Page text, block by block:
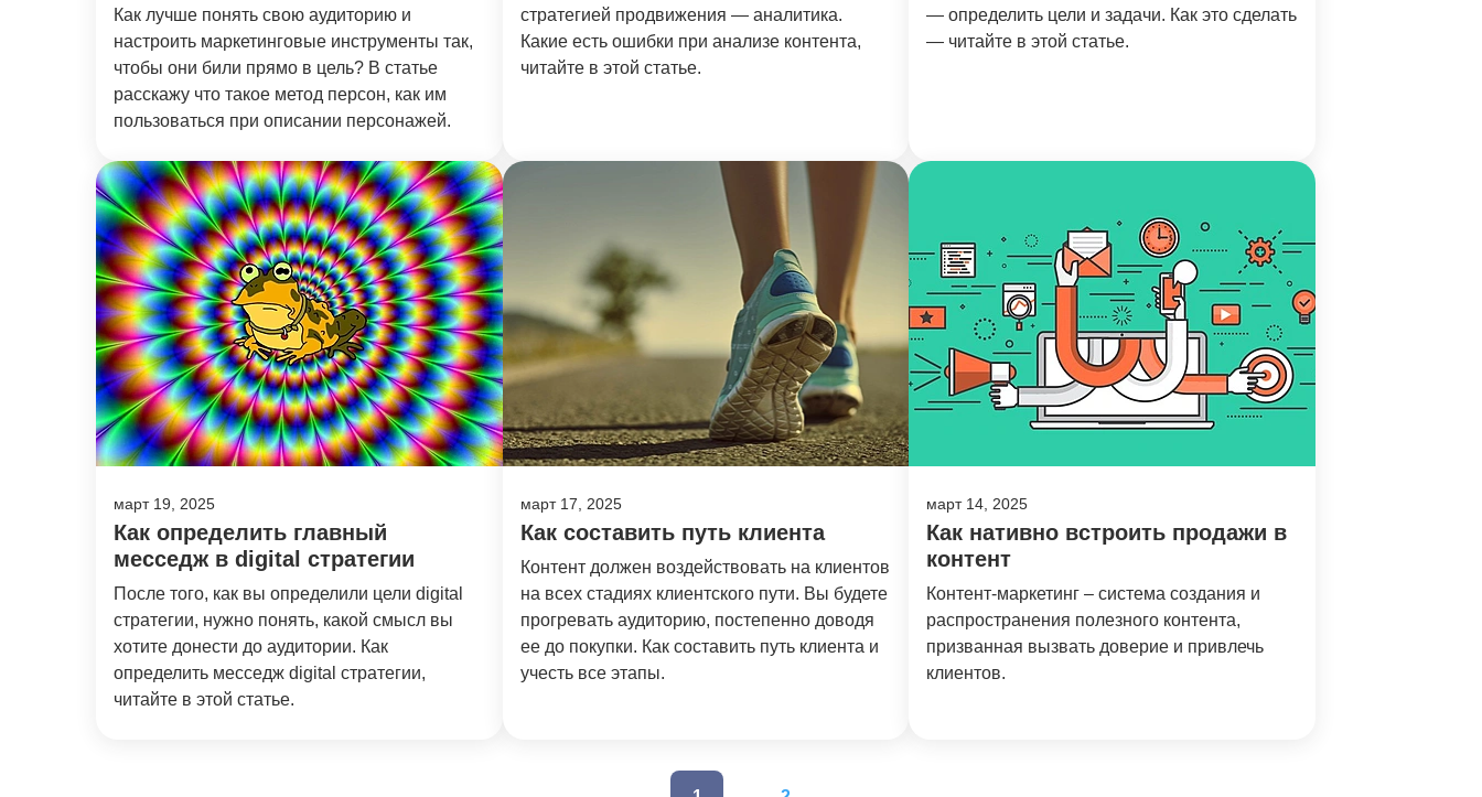
Как лучше понять свою аудиторию и
настроить маркетинговые инструменты так,
чтобы они били прямо в цель? В статье
расскажу что такое метод персон, как им
пользоваться при описании персонажей.
стратегией продвижения — аналитика.
Какие есть ошибки при анализе контента,
читайте в этой статье.
— определить цели и задачи. Как это сделать
— читайте в этой статье.
март 19, 2025
Как определить главный
месседж в digital стратегии
После того, как вы определили цели digital
стратегии, нужно понять, какой смысл вы
хотите донести до аудитории. Как
определить месседж digital стратегии,
читайте в этой статье.
март 17, 2025
Как составить путь клиента
Контент должен воздействовать на клиентов
на всех стадиях клиентского пути. Вы будете
прогревать аудиторию, постепенно доводя
ее до покупки. Как составить путь клиента и
учесть все этапы.
март 14, 2025
Как нативно встроить продажи в
контент
Контент-маркетинг – система создания и
распространения полезного контента,
призванная вызвать доверие и привлечь
клиентов.